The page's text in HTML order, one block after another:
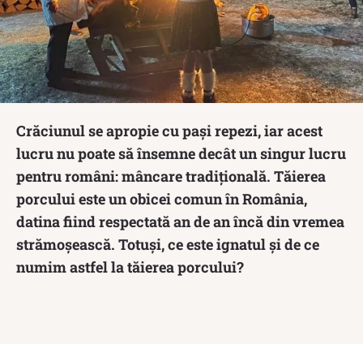
Crăciunul se apropie cu pași repezi, iar acest
lucru nu poate să însemne decât un singur lucru
pentru români: mâncare tradițională. Tăierea
porcului este un obicei comun în România,
datina fiind respectată an de an încă din vremea
strămoșească. Totuși, ce este ignatul și de ce
numim astfel la tăierea porcului?